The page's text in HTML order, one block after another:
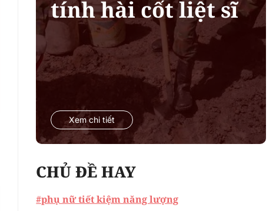
tính hài cốt liệt sĩ
Xem chi tiết
CHỦ ĐỀ HAY
#phụ nữ tiết kiệm năng lượng